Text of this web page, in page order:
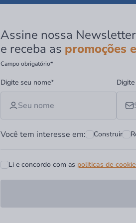
Assine nossa Newsletter
e receba as promoções
Campo obrigatório*
Digite seu nome*
Você tem interesse em: Construir
Li e concordo com as politicas de